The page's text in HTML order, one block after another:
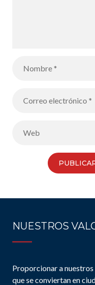
NUESTROS
Proporcionar a
que se conviertan en